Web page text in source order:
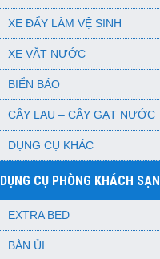
XE ĐẨY LÀM VỆ SINH
XE VẮT NƯỚC
BIỂN BÁO
CÂY LAU – CÂY GẠT NƯỚC
DỤNG CỤ KHÁC
DỤNG CỤ PHÒNG KHÁCH SẠN
EXTRA BED
BÀN ỦI